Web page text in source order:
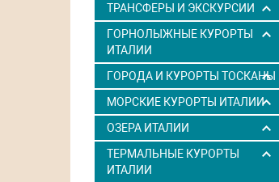
ТРАНСФЕРЫ И ЭКСКУРСИИ
ГОРНОЛЫЖНЫЕ КУРОРТЫ
ИТАЛИИ
ГОРОДА И КУРОРТЫ ТОСКАНЫ
МОРСКИЕ КУРОРТЫ ИТАЛИИ
ОЗЕРА ИТАЛИИ
ТЕРМАЛЬНЫЕ КУРОРТЫ
ИТАЛИИ